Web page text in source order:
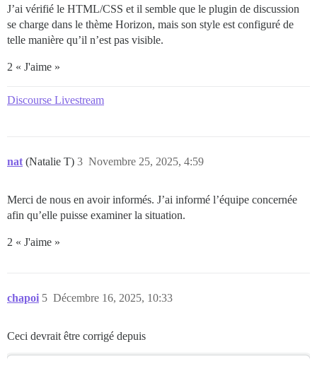
J’ai vérifié le HTML/CSS et il semble que le plugin de discussion
se charge dans le thème Horizon, mais son style est configuré de
telle manière qu’il n’est pas visible.
2 « J'aime »
Discourse Livestream
nat (Natalie T) Novembre 25, 2025, 4:59
3
Merci de nous en avoir informés. J’ai informé l’équipe concernée
afin qu’elle puisse examiner la situation.
2 « J'aime »
chapoi Décembre 16, 2025, 10:33
5
Ceci devrait être corrigé depuis